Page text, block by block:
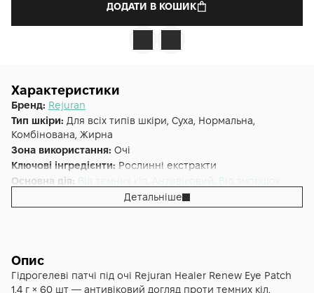
ДОДАТИ В КОШИК
Характеристики
Бренд: Rejuran
Тип шкіри: Для всіх типів шкіри, Суха, Нормальна,
Комбінована, Жирна
Зона використання: Очі
Ключові інгредієнти: Рослинні екстракти
Основна дія: Від темних кіл Антивіковий
Від зморшок
Детальніше
Опис
Гідрогелеві патчі під очі Rejuran Healer Renew Eye Patch
1,4 г × 60 шт — антивіковий догляд проти темних кіл,